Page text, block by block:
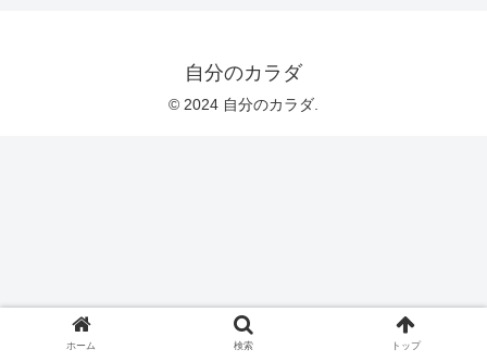
自分のカラダ
© 2024 自分のカラダ.
ホーム 検索 トップ